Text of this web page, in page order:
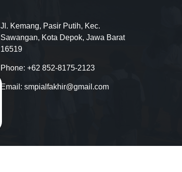
Jl. Kemang, Pasir Putih, Kec.
Sawangan, Kota Depok, Jawa Barat
16519
Phone: +62 852-8175-2123
Email: smpialfakhir@gmail.com